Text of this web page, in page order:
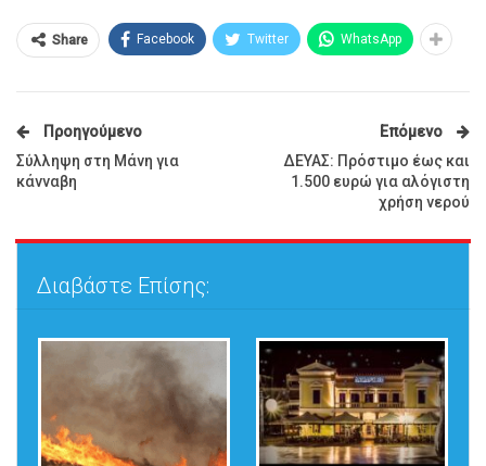
Share Facebook Twitter WhatsApp
Προηγούμενο
Σύλληψη στη Μάνη για
κάνναβη
Επόμενο
ΔΕΥΑΣ: Πρόστιμο έως και
1.500 ευρώ για αλόγιστη
χρήση νερού
Διαβάστε Επίσης: